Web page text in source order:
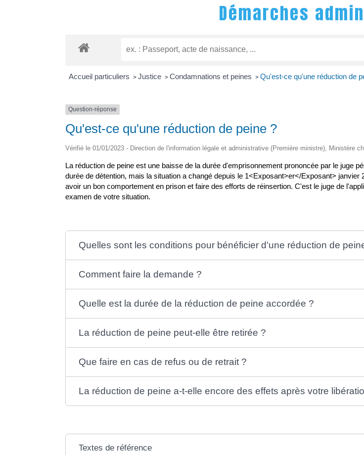
Démarches
Accueil particuliers > Justice > Condamnations et peines > Qu'est-ce qu'une réduction de
Question-réponse
Qu'est-ce qu'une réduction de peine ?
Vérifié le 01/01/2023 - Direction de l'information légale et administrative (Première ministre), Ministère
La réduction de peine est une baisse de la durée d'emprisonnement prononcée par le juge
durée de détention, mais la situation a changé depuis le 1<Exposant>er</Exposant>
avoir un bon comportement en prison et faire des efforts de réinsertion. C'est le juge de
examen de votre situation.
Quelles sont les conditions pour bénéficier d'une réduction de
Comment faire la demande ?
Quelle est la durée de la réduction de peine accordée ?
La réduction de peine peut-elle être retirée ?
Que faire en cas de refus ou de retrait ?
La réduction de peine a-t-elle encore des effets après votre
Textes de référence